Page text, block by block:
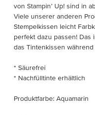
von Stampin’ Up! sind in
Viele unserer anderen
Stempelkissen leicht
perfekt dazu passen! Das
das Tintenkissen
* Säurefrei
* Nachfülltinte erhältlich
Produktfarbe: Aquamarin